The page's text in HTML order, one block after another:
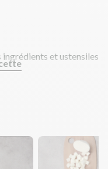
ingrédients et ustensiles
!